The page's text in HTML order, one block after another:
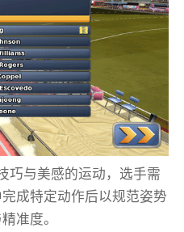
巧与美感的运动，选手需
成特定动作后以规范姿势
准度。